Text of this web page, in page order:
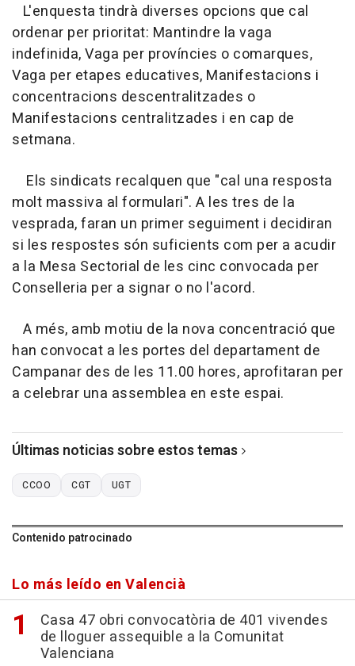
L'enquesta tindrà diverses opcions que cal
ordenar per prioritat: Mantindre la vaga
indefinida, Vaga per províncies o comarques,
Vaga per etapes educatives, Manifestacions i
concentracions descentralitzades o
Manifestacions centralitzades i en cap de
setmana.
Els sindicats recalquen que "cal una resposta
molt massiva al formulari". A les tres de la
vesprada, faran un primer seguiment i decidiran
si les respostes són suficients com per a acudir
a la Mesa Sectorial de les cinc convocada per
Conselleria per a signar o no l'acord.
A més, amb motiu de la nova concentració que
han convocat a les portes del departament de
Campanar des de les 11.00 hores, aprofitaran per
a celebrar una assemblea en este espai.
Últimas noticias sobre estos temas
CCOO CGT UGT
Contenido patrocinado
Lo más leído en Valencià
Casa 47 obri convocatòria de 401 vivendes
de lloguer assequible a la Comunitat
Valenciana